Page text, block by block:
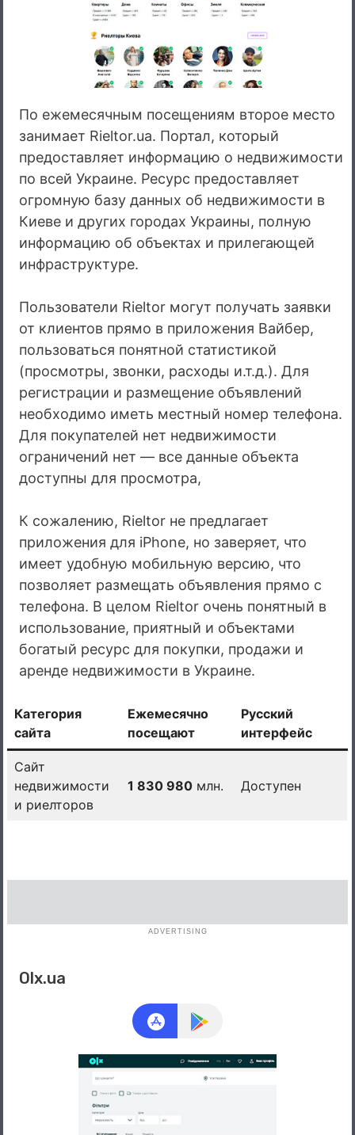
По ежемесячным посещениям второе место
занимает Rieltor.ua. Портал, который
предоставляет информацию о недвижимости
по всей Украине. Ресурс предоставляет
огромную базу данных об недвижимости в
Киеве и других городах Украины, полную
информацию об объектах и прилегающей
инфраструктуре.
Пользователи Rieltor могут получать заявки
от клиентов прямо в приложения Вайбер,
пользоваться понятной статистикой
(просмотры, звонки, расходы и.т.д.). Для
регистрации и размещение объявлений
необходимо иметь местный номер телефона.
Для покупателей нет недвижимости
ограничений нет — все данные объекта
доступны для просмотра,
К сожалению, Rieltor не предлагает
приложения для iPhone, но заверяет, что
имеет удобную мобильную версию, что
позволяет размещать объявления прямо с
телефона. В целом Rieltor очень понятный в
использование, приятный и объектами
богатый ресурс для покупки, продажи и
аренде недвижимости в Украине.
Категория
сайта
Ежемесячно
посещают
Русский
интерфейс
Сайт
недвижимости
и риелторов
1 830 980 млн. Доступен
ADVERTISING
Olx.ua